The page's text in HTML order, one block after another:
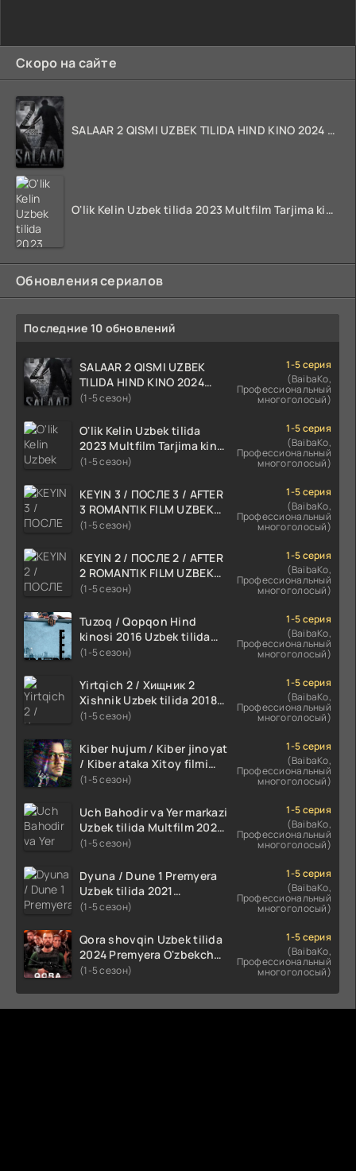
Скоро на сайте
SALAAR 2 QISMI UZBEK TILIDA HIND KINO 2024 TARJIMA 720p HD Skachat
O'lik Kelin Uzbek tilida 2023 Multfilm Tarjima kino skachat
Обновления сериалов
Последние 10 обновлений
SALAAR 2 QISMI UZBEK
TILIDA HIND KINO 2024
TARJIMA 720p HD Skachat
(1-5 сезон)
1-5 серия
(BaibaKo,
Профессиональный
многоголосый)
O'lik Kelin Uzbek tilida
2023 Multfilm Tarjima kino
skachat
(1-5 сезон)
1-5 серия
(BaibaKo,
Профессиональный
многоголосый)
KEYIN 3 / ПОСЛЕ 3 / AFTER
3 ROMANTIK FILM UZBEK
TILIDA 2021 TARJIMA FILM
(1-5 сезон)
1-5 серия
(BaibaKo,
Профессиональный
многоголосый)
KEYIN 2 / ПОСЛЕ 2 / AFTER
2 ROMANTIK FILM UZBEK
TILIDA 2020 TARJIMA FILM
(1-5 сезон)
1-5 серия
(BaibaKo,
Профессиональный
многоголосый)
Tuzoq / Qopqon Hind
kinosi 2016 Uzbek tilida
tarjima film HD
(1-5 сезон)
1-5 серия
(BaibaKo,
Профессиональный
многоголосый)
Yirtqich 2 / Хищник 2
Xishnik Uzbek tilida 2018-
2024 O'zbekcha tarjima
(1-5 сезон)
1-5 серия
(BaibaKo,
Профессиональный
многоголосый)
Kiber hujum / Kiber jinoyat
/ Kiber ataka Xitoy filmi
Uzbek tilida O'zbekcha
HD skachat
(1-5 сезон)
1-5 серия
(BaibaKo,
Профессиональный
многоголосый)
Uch Bahodir va Yer markazi
Uzbek tilida Multfilm 2025
tarjima HD skachat
(1-5 сезон)
1-5 серия
(BaibaKo,
Профессиональный
многоголосый)
Dyuna / Dune 1 Premyera
Uzbek tilida 2021
O'zbekcha tarjima kino HD
(1-5 сезон)
1-5 серия
(BaibaKo,
Профессиональный
многоголосый)
Qora shovqin Uzbek tilida
2024 Premyera O'zbekcha
tarjima kino HD skachat
(1-5 сезон)
1-5 серия
(BaibaKo,
Профессиональный
многоголосый)